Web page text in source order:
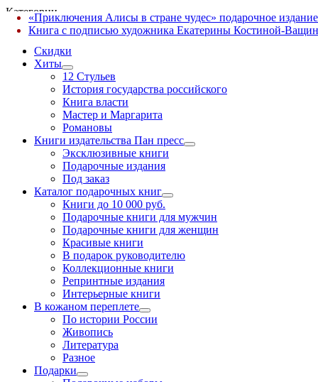
Категории
Скидки
Хиты
12 Стульев
История государства российского
Книга власти
Мастер и Маргарита
Романовы
Книги издательства Пан пресс
Эксклюзивные книги
Подарочные издания
Под заказ
Каталог подарочных книг
Книги до 10 000 руб.
Подарочные книги для мужчин
Подарочные книги для женщин
Красивые книги
В подарок руководителю
Коллекционные книги
Репринтные издания
Интерьерные книги
В кожаном переплете
По истории России
Живопись
Литература
Разное
Подарки
«Приключения Алисы в стране чудес» подарочное издание
Книга с подписью художника Екатерины Костиной-